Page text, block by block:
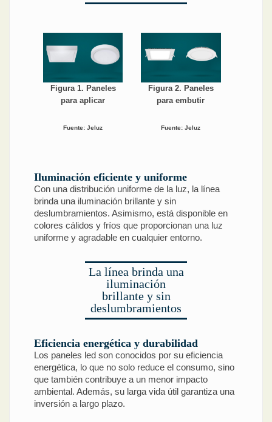
Figura 1. Paneles
para aplicar
Fuente: Jeluz
Figura 2. Paneles
para embutir
Fuente: Jeluz
Iluminación eficiente y uniforme
Con una distribución uniforme de la luz, la línea
brinda una iluminación brillante y sin
deslumbramientos. Asimismo, está disponible en
colores cálidos y fríos que proporcionan una luz
uniforme y agradable en cualquier entorno.
La línea brinda una
iluminación
brillante y sin
deslumbramientos
Eficiencia energética y durabilidad
Los paneles led son conocidos por su eficiencia
energética, lo que no solo reduce el consumo, sino
que también contribuye a un menor impacto
ambiental. Además, su larga vida útil garantiza una
inversión a largo plazo.